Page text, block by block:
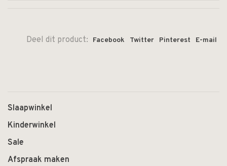
Deel dit product: Facebook Twitter Pinterest E-mail
Slaapwinkel
Kinderwinkel
Sale
Afspraak maken